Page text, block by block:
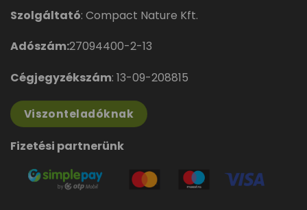
Szolgáltató: Compact Nature Kft.
Adószám:27094400-2-13
Cégjegyzékszám: 13-09-208815
Viszonteladóknak
Fizetési partnerünk